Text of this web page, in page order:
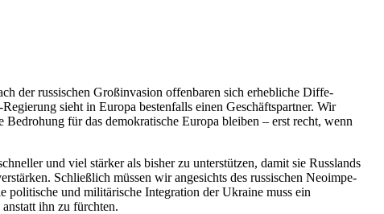
der russi­schen Großin­vasion offen­baren sich erheb­liche Diffe­
sieht in Europa besten­falls einen Geschäfts­partner. Wir
für das demokra­tische Europa bleiben – erst recht, wenn
und viel stärker als bisher zu unter­stützen, damit sie Russlands
Schließlich müssen wir angesichts des russi­schen Neoim­pe­
politische und militä­rische Integration der Ukraine muss ein
ihn zu fürchten.